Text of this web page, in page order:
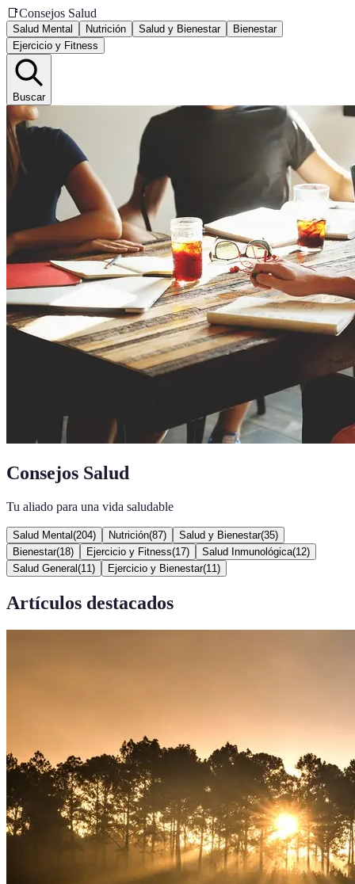
📑Consejos Salud
Salud Mental Nutrición Salud y Bienestar
Bienestar
Ejercicio y Fitness
Buscar
Consejos Salud
Tu aliado para una vida saludable
Salud Mental (204) Nutrición(87) Salud y Bienestar(35)
Bienestar(18) Ejercicio y Fitness(17) Salud Inmunológica(12)
Salud General (11 ) Ejercicio y Bienestar(11 )
Artículos destacados